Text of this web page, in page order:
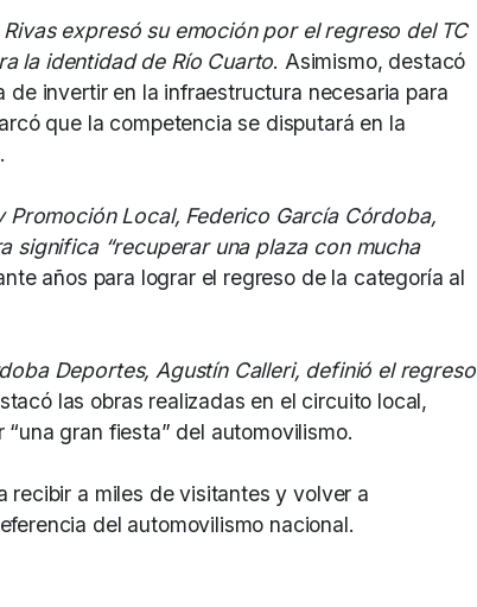
expresó su emoción por el regreso del TC
la identidad de Río Cuarto. Asimismo, destacó
invertir en la infraestructura necesaria para
que la competencia se disputará en la
Promoción Local, Federico García Córdoba,
significa “recuperar una plaza con mucha
años para lograr el regreso de la categoría al
Deportes, Agustín Calleri, definió el regreso
las obras realizadas en el circuito local,
gran fiesta” del automovilismo.
recibir a miles de visitantes y volver a
del automovilismo nacional.